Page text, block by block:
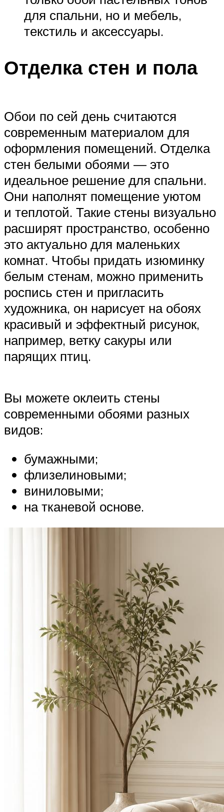
для спальни, но и мебель,
текстиль и аксессуары.
Отделка стен и пола
Обои по сей день считаются
современным материалом для
оформления помещений. Отделка
стен белыми обоями — это
идеальное решение для спальни.
Они наполнят помещение уютом
и теплотой. Такие стены визуально
расширят пространство, особенно
это актуально для маленьких
комнат. Чтобы придать изюминку
белым стенам, можно применить
роспись стен и пригласить
художника, он нарисует на обоях
красивый и эффектный рисунок,
например, ветку сакуры или
парящих птиц.
Вы можете оклеить стены
современными обоями разных
видов:
бумажными;
флизелиновыми;
виниловыми;
на тканевой основе.